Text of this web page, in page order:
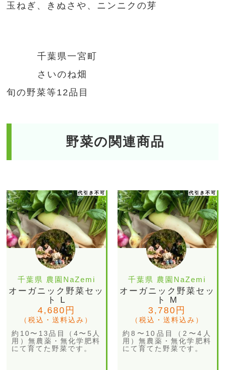
玉ねぎ、きぬさや、ニンニクの芽
千葉県一宮町
さいのね畑
旬の野菜等12品目
野菜の関連商品
代引き不可
千葉県 農園NaZemi
オーガニック野菜セッ
ト L
4,680円
（税込・送料込み）
約10〜13品目（4〜5人
用）無農薬・無化学肥料
にて育てた野菜です。
代引き不可
千葉県 農園NaZemi
オーガニック野菜セッ
ト M
3,780円
（税込・送料込み）
約8〜10品目（2〜4人
用）無農薬・無化学肥料
にて育てた野菜です。